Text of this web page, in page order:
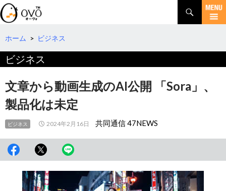
検
索
コ
テ
へ
動
ホーム > ビジネス
ビジネス
文章から動画生成のAI公開 「Sora」、
製品化は未定
ビジネス 2024年2月16日 共同通信 47NEWS